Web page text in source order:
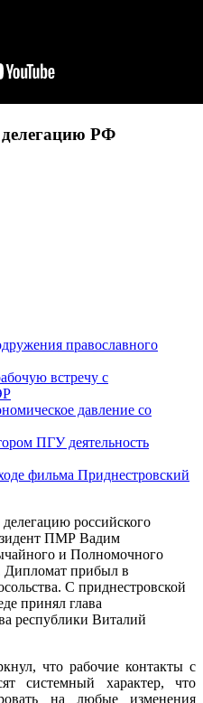
делегацию РФ
православного
встречу с
давление со
ПГУ деятельность
фильма Приднестровский
российского
ПМР Вадим
и Полномочного
прибыл в
С приднестровской
принял глава
республики Виталий
что рабочие контакты с
системный характер, что
на любые изменения